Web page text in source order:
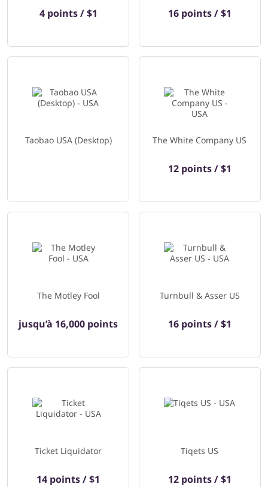
4 points / $1 16 points / $1
Taobao USA (Desktop) The White Company US
12 points / $1
The Motley Fool
jusqu’à 16,000 points
Turnbull & Asser US
16 points / $1
Ticket Liquidator
14 points / $1
Tiqets US
12 points / $1